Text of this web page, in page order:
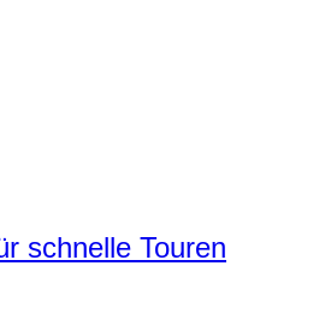
schnelle Touren